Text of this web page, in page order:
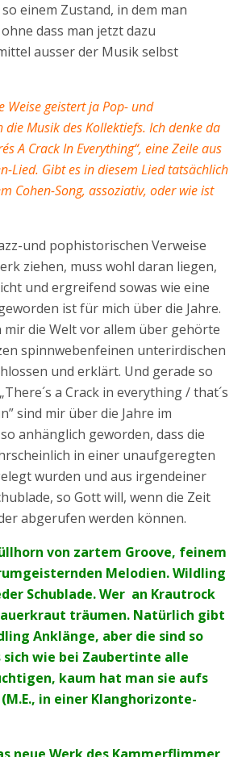
einem Zustand, in dem man
dass man jetzt dazu
ausser der Musik selbst
geistert ja Pop- und
die Musik des Kollektiefs. Ich denke da
A Crack In Everything“, eine Zeile aus
Lied. Gibt es in diesem Lied tatsächlich
Cohen-Song, assoziativ, oder wie ist
und pophistorischen Verweise
ziehen, muss wohl daran liegen,
und ergreifend sowas wie eine
ist für mich über die Jahre.
mir die Welt vor allem über gehörte
spinnwebenfeinen unterirdischen
und erklärt. Und gerade so
a Crack in everything / that´s
sind mir über die Jahre im
anhänglich geworden, dass die
in einer unaufgeregten
wurden und aus irgendeiner
so Gott will, wenn die Zeit
abgerufen werden können.
von zartem Groove, feinem
Melodien. Wildling
Schublade. Wer an Krautrock
träumen. Natürlich gibt
Anklänge, aber die sind so
wie bei Zaubertinte alle
kaum hat man sie aufs
in einer Klanghorizonte-